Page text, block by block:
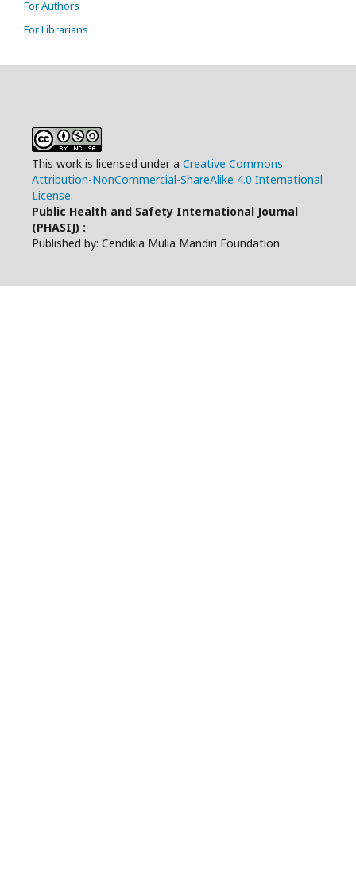
For Authors
For Librarians
This work is licensed under a Creative Commons
Attribution-NonCommercial-ShareAlike 4.0 International
License.
Public Health and Safety International Journal
(PHASIJ) :
Published by: Cendikia Mulia Mandiri Foundation